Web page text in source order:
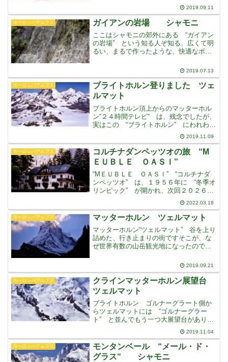
い街です大町の “にほんかもしか” とイ
ンスブルックの “アルプスマーモット”
の交換で友好
2019.09.11
ヨーロッパアルプス ガイアンの岩場 シャモニ
ここはシャモニの郊外にある “ガイアン
の岩場” という知る人ぞ知る、広くて明
るい、まるで作ったような、快適なボル
から熟練者まで楽しめ、満足できるルー
トがそろっています手前の公園になって
いる広場で、クライマ
2019.07.13
ヨーロッパアルプス
ブライトホルン登りました ツェ
ルマット
ブライトホルン頂上からのマッターホル
ン“２４時間テレビ“ は、残念でしたが、
実はこの “ブライトホルン” にわれわれ
は、登ったことがあります“クラインマッ
ターホルン” の展望台から、かみさんと
２人で眺めていました双眼鏡で、何度眺
めても、ルー
2019.11.09
ヨーロッパアルプス
コルチナダンペッツオの旅 “М
ＥＵＢＬＥ ＯＡＳＩ”
“МＥＵＢＬＥ ＯＡＳＩ” “コルチナダ
ンペッツオ” は、１９５６年に “冬季オ
リンピック” が開かれ、次回２０２６年
に、７０年ぶりに “ミラノ” と共催で、
２回目の冬季オリンピックが開催予定に
なっています“ドロミテ” 地方には鉄道が
なく
2022.03.18
ヨーロッパアルプス マッターホルン ツェルマット
マッターホルン“ツェルマット” 谷を上り
詰めた、行き止まりの街ですそこが、な
ぜ世界有数の山岳観光地になったのでし
らですよねあれは何でしょう？・・・と
ても “山“ とは思えません・・・樹林帯
があって、登
2019.09.21
ヨーロッパアルプス
クラインマッターホルン展望台
ツェルマット
ブライトホルン ゴルナーグラート側か
らツェルマットには “ゴルナーグラー
ト” と並んでもう一つ大展望台がありま
すロープウェイを乗り継いで行く “クラ
インマッターホルン” という展望台です
シャモニの “エイギーユ・ド・ミディ”
より高い、ヨー
2019.11.04
ヨーロッパアルプス
モンタンベール “メール・ド・
グラス“ シャモニ